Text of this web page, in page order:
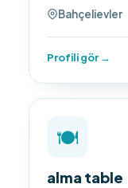
Bahçelievler
Profili gör →
🍽️
alma table